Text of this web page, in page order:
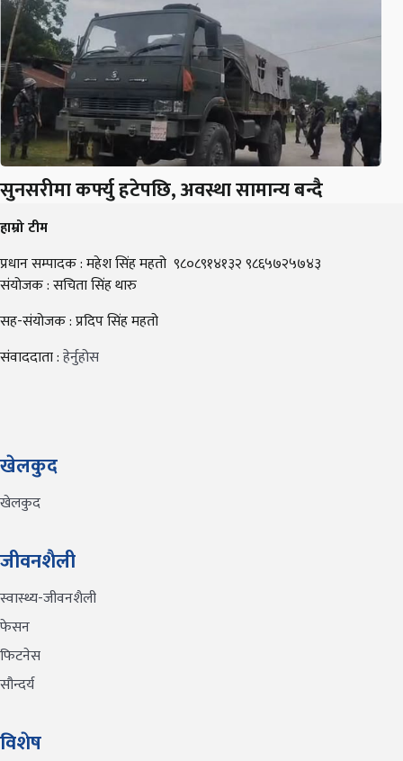
सुनसरीमा कर्फ्यु हटेपछि, अवस्था सामान्य बन्दै
हाम्रो टीम
प्रधान सम्पादक : महेश सिंह महतो ९८०८९१४१३२ ९८६५७२५७४३
संयोजक : सचिता सिंह थारु
सह-संयोजक : प्रदिप सिंह महतो
संवाददाता :हेर्नुहोस
खेलकुद
खेलकुद
जीवनशैली
स्वास्थ्य-जीवनशैली
फेसन
फिटनेस
सौन्दर्य
विशेष